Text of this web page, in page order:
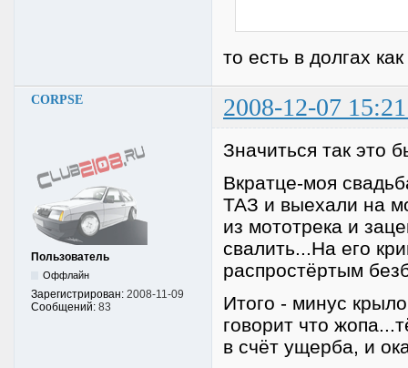
то есть в долгах
CORPSE 2008-12-07
Пользователь
Оффлайн
Зарегистрирован: 2008-11-09
Сообщений: 83
Значиться так это
Вкратце-моя
ТАЗ и выехали на
из мототрека и
свалить...На его
распростёртым
Итого - минус
говорит что
в счёт ущерба, и